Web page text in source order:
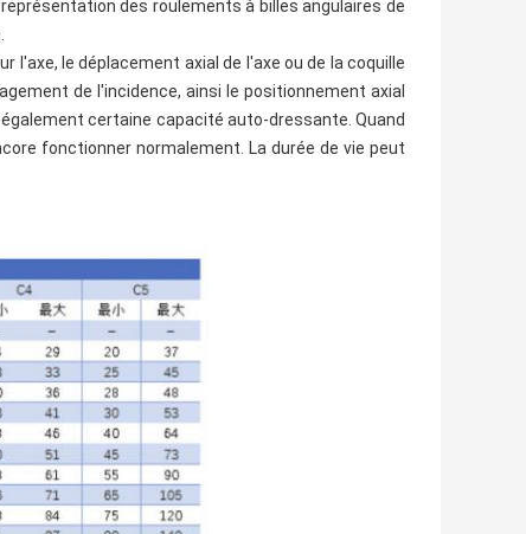
des roulements à billes angulaires de
l'axe, le déplacement axial de l'axe ou de la coquille
de l'incidence, ainsi le positionnement axial
certaine capacité auto-dressante. Quand
fonctionner normalement. La durée de vie peut